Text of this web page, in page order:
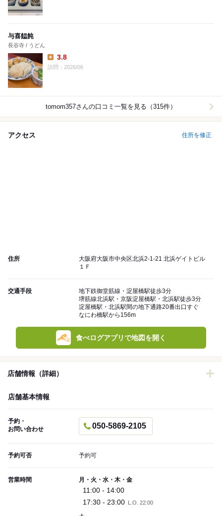
与喜饂飩
長谷寺 / うどん
Lunch:
3.8
訪問：2026/06
tomom357さんの口コミ一覧を見る（315件）
アクセス 住所を修正
住所
大阪府大阪市中央区北浜2-1-21 北浜ゲイトビル
１Ｆ
交通手段
地下鉄御堂筋線・淀屋橋駅徒歩3分
堺筋線北浜駅・京阪淀屋橋駅・北浜駅徒歩3分
淀屋橋駅・北浜駅間の地下通路20番出口すぐ
なにわ橋駅から156m
食べログアプリで地図を開く
店舗情報（詳細）
店舗基本情報
予約・
お問い合わせ
050-5869-2105
予約可否 予約可
営業時間 月・火・水・木・金
11:00 - 14:00
17:30 - 23:00 L.O. 22:00